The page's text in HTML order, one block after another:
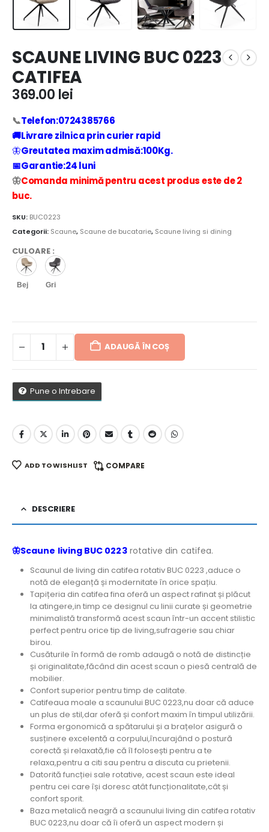
SCAUNE LIVING BUC 0223
CATIFEA
369.00 lei
📞Telefon:0724385766
🚚Livrare zilnica prin curier rapid
🦋Greutatea maxim admisă:100Kg.
📅Garantie:24 luni
🦋Comanda minimă pentru acest produs este de 2
buc.
SKU: BUC0223
Categorii: Scaune, Scaune de bucatarie, Scaune living si dining
CULOARE :
Bej Gri
ADAUGĂ ÎN COȘ
Pune o Intrebare
ADD TO WISHLIST COMPARE
DESCRIERE
🦋Scaune living BUC 0223rotative din catifea.
Scaunul de living din catifea rotativ BUC 0223 ,aduce o
notă de eleganță și modernitate în orice spațiu.
Tapițeria din catifea fina oferă un aspect rafinat și plăcut
la atingere,in timp ce designul cu linii curate și geometrie
minimalistă transformă acest scaun într-un accent stilistic
perfect pentru orice tip de living,sufragerie sau chiar
birou.
Cusăturile în formă de romb adaugă o notă de distincție
și originalitate,făcând din acest scaun o piesă centrală de
mobilier.
Confort superior pentru timp de calitate.
Catifeaua moale a scaunului BUC 0223,nu doar că aduce
un plus de stil,dar oferă și confort maxim în timpul utilizării.
Forma ergonomică a spătarului și a brațelor asigură o
susținere excelentă a corpului,încurajând o postură
corectă și relaxată,fie că îl folosești pentru a te
relaxa,pentru a citi sau pentru a discuta cu prietenii.
Datorită funcției sale rotative, acest scaun este ideal
pentru cei care își doresc atât funcționalitate,cât și
confort sporit.
Baza metalică neagră a scaunului living din catifea rotativ
BUC 0223,nu doar că îi oferă un aspect modern și